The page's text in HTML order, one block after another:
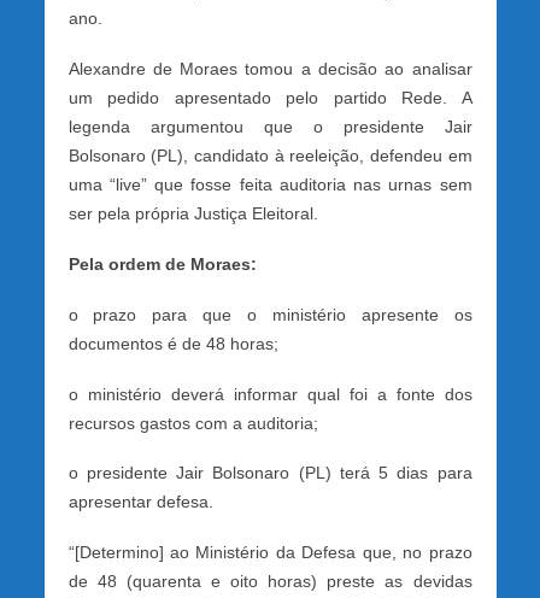
ano.
Alexandre de Moraes tomou a decisão ao analisar
um pedido apresentado pelo partido Rede. A
legenda argumentou que o presidente Jair
Bolsonaro (PL), candidato à reeleição, defendeu em
uma “live” que fosse feita auditoria nas urnas sem
ser pela própria Justiça Eleitoral.
Pela ordem de Moraes:
o prazo para que o ministério apresente os
documentos é de 48 horas;
o ministério deverá informar qual foi a fonte dos
recursos gastos com a auditoria;
o presidente Jair Bolsonaro (PL) terá 5 dias para
apresentar defesa.
“[Determino] ao Ministério da Defesa que, no prazo
de 48 (quarenta e oito horas) preste as devidas